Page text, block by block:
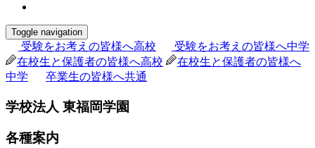
Toggle navigation
受験をお考えの皆様へ高校 受験をお考えの皆様へ中学
在校生と保護者の皆様へ高校
在校生と保護者の皆様へ
中学
卒業生の皆様へ共通
学校法人 東福岡学園
各種案内